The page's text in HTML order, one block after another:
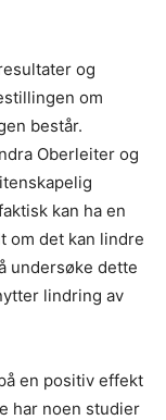
og
om
består.
Oberleiter og
kan ha en
om det kan lindre
undersøke dette
lindring av
en positiv effekt
har noen studier